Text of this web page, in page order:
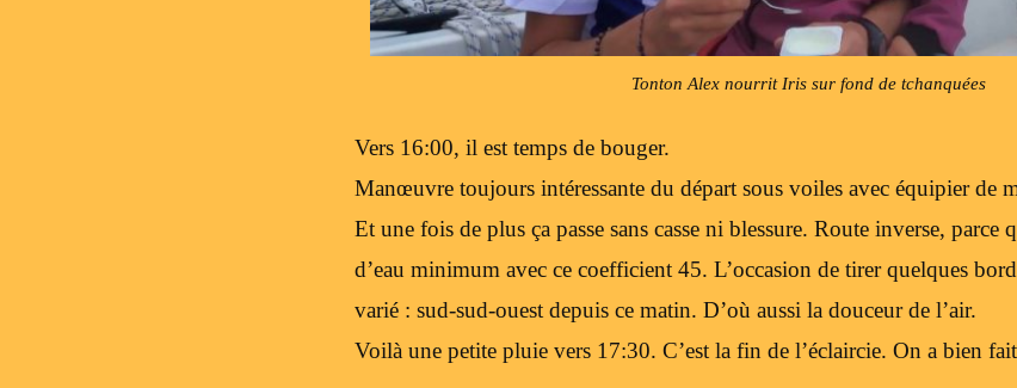
Tonton Alex nourrit Iris sur fond de tchanquées
Vers 16:00, il est temps de bouger.
Manœuvre toujours intéressante du départ sous voiles avec équipier de
Et une fois de plus ça passe sans casse ni blessure. Route inverse, parce
d’eau minimum avec ce coefficient 45. L’occasion de tirer quelques
varié : sud-sud-ouest depuis ce matin. D’où aussi la douceur de l’air.
Voilà une petite pluie vers 17:30. C’est la fin de l’éclaircie. On a bien